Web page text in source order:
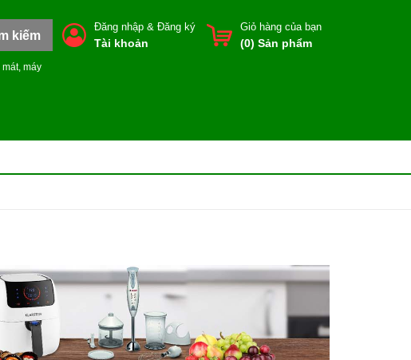
kiếm
mát, máy
Giỏ hàng của bạn
(0) Sản phẩm
Đăng nhập & Đăng ký
Tài khoản